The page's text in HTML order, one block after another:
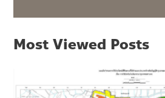
Most Viewed Posts